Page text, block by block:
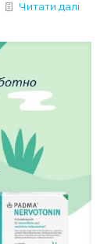
Читати далі